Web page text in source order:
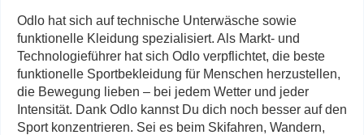
Odlo hat sich auf technische Unterwäsche sowie
funktionelle Kleidung spezialisiert. Als Markt- und
Technologieführer hat sich Odlo verpflichtet, die beste
funktionelle Sportbekleidung für Menschen herzustellen,
die Bewegung lieben – bei jedem Wetter und jeder
Intensität. Dank Odlo kannst Du dich noch besser auf den
Sport konzentrieren. Sei es beim Skifahren, Wandern,